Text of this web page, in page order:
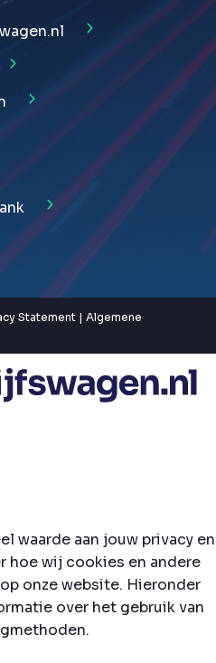
Statement | Algemene
waarde aan jouw privacy en
hoe wij cookies en andere
onze website. Hieronder
over het gebruik van